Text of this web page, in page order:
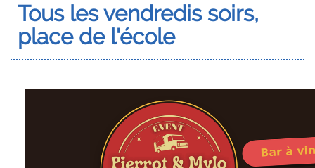
Tous les vendredis soirs,
place de l'école